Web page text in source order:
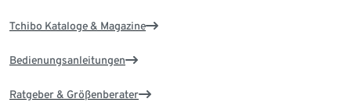
Tchibo Kataloge & Magazine
Bedienungsanleitungen
Ratgeber & Größenberater